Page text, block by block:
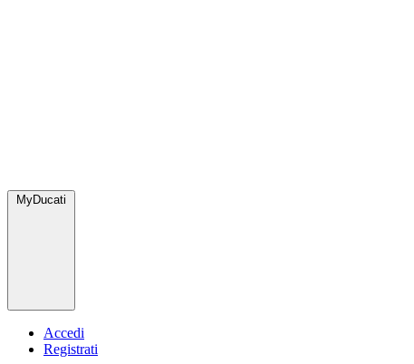
MyDucati
Accedi
Registrati